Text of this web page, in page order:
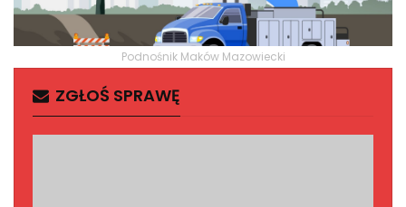
Podnośnik Maków Mazowiecki
ZGŁOŚ SPRAWĘ